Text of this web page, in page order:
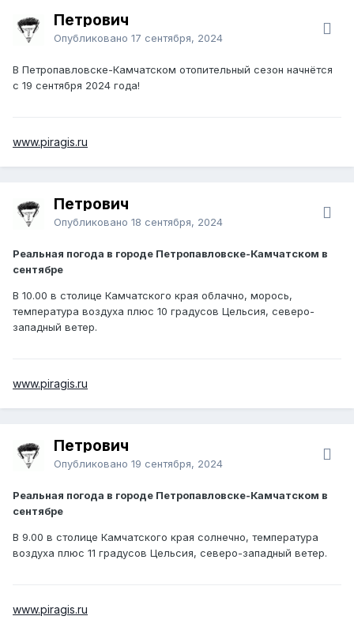
Петрович
Опубликовано 17 сентября, 2024
В Петропавловске-Камчатском отопительный сезон начнётся
с 19 сентября 2024 года!
www.piragis.ru
Петрович
Опубликовано 18 сентября, 2024
Реальная погода в городе Петропавловске-Камчатском в
сентябре
В 10.00 в столице Камчатского края облачно, морось,
температура воздуха плюс 10 градусов Цельсия, северо-
западный ветер.
www.piragis.ru
Петрович
Опубликовано 19 сентября, 2024
Реальная погода в городе Петропавловске-Камчатском в
сентябре
В 9.00 в столице Камчатского края солнечно, температура
воздуха плюс 11 градусов Цельсия, северо-западный ветер.
www.piragis.ru